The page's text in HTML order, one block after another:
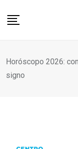
Horóscopo 2026:
signo